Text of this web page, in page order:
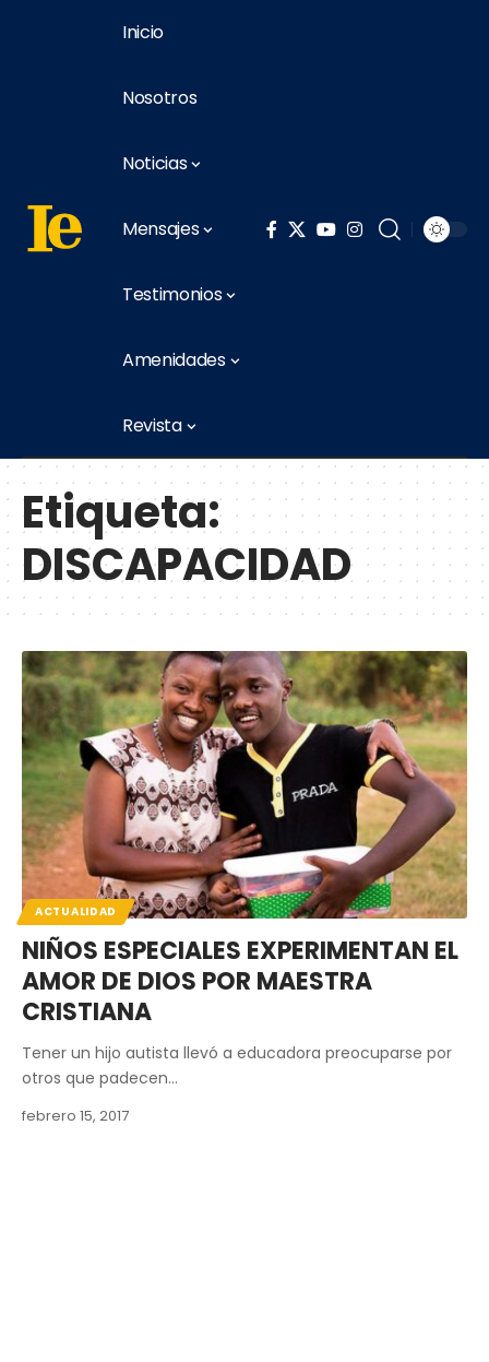
Inicio
Nosotros
Noticias
Mensajes
Testimonios
Amenidades
Revista
Etiqueta:
DISCAPACIDAD
ACTUALIDAD
NIÑOS ESPECIALES EXPERIMENTAN EL
AMOR DE DIOS POR MAESTRA
CRISTIANA
Tener un hijo autista llevó a educadora preocuparse por
otros que padecen…
febrero 15, 2017